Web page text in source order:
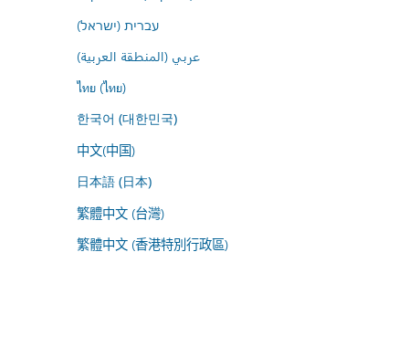
עברית (ישראל)
عربي (المنطقة العربية)
ไทย (ไทย)
한국어 (대한민국)
中文(中国)
日本語 (日本)
繁體中文 (台灣)
繁體中文 (香港特別行政區)